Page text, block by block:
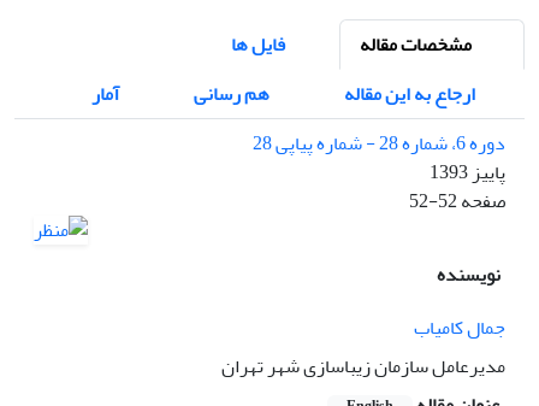
مشخصات مقاله
فایل ها
ارجاع به این مقاله
هم رسانی
آمار
دوره 6، شماره 28 - شماره پیاپی 28
پاییز 1393
صفحه52-52
نویسنده
جمال کامیاب
مدیرعامل سازمان زیباسازی شهر تهران